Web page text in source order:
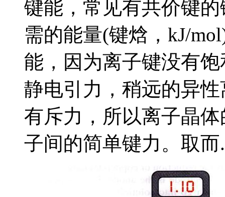
键能，常见有共价键
需的能量(键焓，kJ/
能，因为离子键没有
静电引力，稍远的异
有斥力，所以离子晶
子间的简单键力。取而